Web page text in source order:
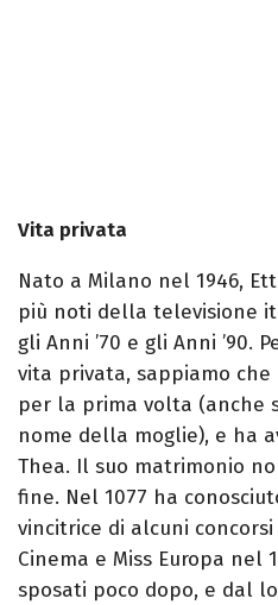
Vita privata
Nato a Milano nel 1946,
più noti della televisione
gli Anni ’70 e gli Anni ’90.
vita privata, sappiamo che
per la prima volta (anche
nome della moglie), e ha
Thea. Il suo matrimonio
fine. Nel 1077 ha
vincitrice di alcuni
Cinema e Miss Europa nel
sposati poco dopo, e dal